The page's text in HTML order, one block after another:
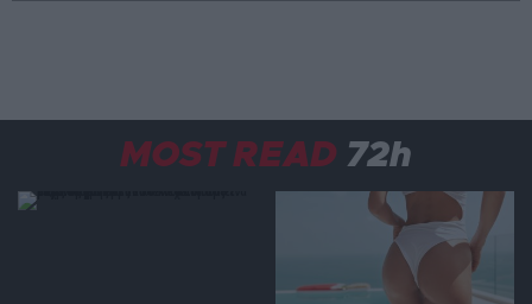
οδηγίες των Αρχών προς τους πολίτες
Όχι δεν είναι Al: Κεραυνός άστραψε και
«χτύπησε» ουράνιο τόξο – Δείτε φωτογραφία
MOST READ 72h